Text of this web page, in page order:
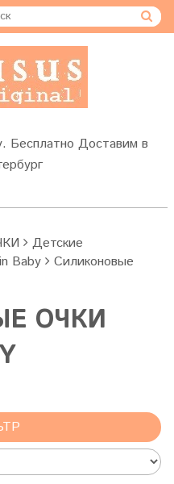
Бесплатно Доставим в
Детские
Baby
Силиконовые
ОЧКИ